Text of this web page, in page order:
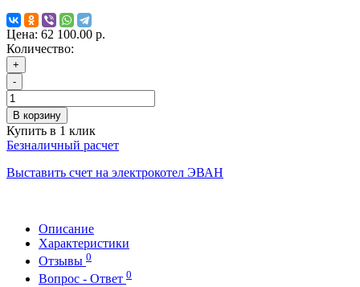
Цена: 62 100.00 р.
Количество:
+
-
В корзину
Купить в 1 клик
Безналичный расчет
Выставить счет на электрокотел ЭВАН
Описание
Характеристики
Отзывы 0
Вопрос - Ответ 0